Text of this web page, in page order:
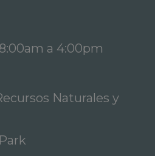
a 4:00pm
Naturales y